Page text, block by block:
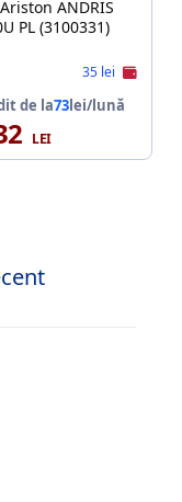
ANDRIS
PL (3100331)
35 lei
de la73lei/lună